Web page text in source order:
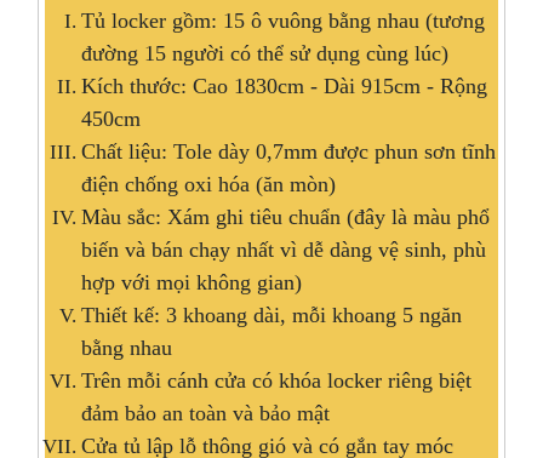
Tủ locker gồm: 15 ô vuông bằng nhau (tương
đường 15 người có thể sử dụng cùng lúc)
Kích thước: Cao 1830cm - Dài 915cm - Rộng
450cm
Chất liệu: Tole dày 0,7mm được phun sơn tĩnh
điện chống oxi hóa (ăn mòn)
Màu sắc: Xám ghi tiêu chuẩn (đây là màu phổ
biến và bán chạy nhất vì dễ dàng vệ sinh, phù
hợp với mọi không gian)
Thiết kế: 3 khoang dài, mỗi khoang 5 ngăn
bằng nhau
Trên mỗi cánh cửa có khóa locker riêng biệt
đảm bảo an toàn và bảo mật
Cửa tủ lập lỗ thông gió và có gắn tay móc